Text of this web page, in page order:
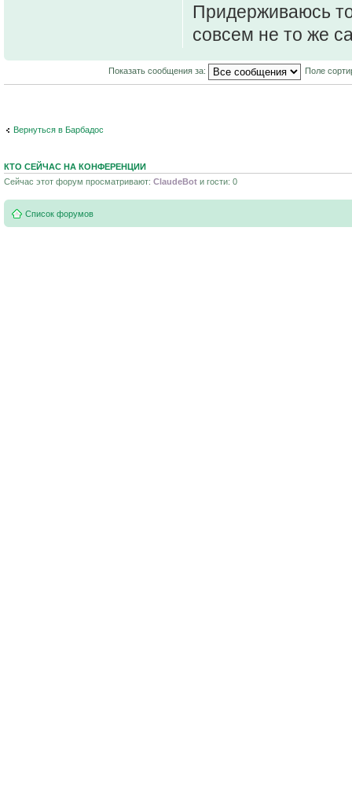
Придерживаюсь
совсем не то же
Показать сообщения за: Поле
Вернуться в Барбадос
КТО СЕЙЧАС НА КОНФЕРЕНЦИИ
Сейчас этот форум просматривают: ClaudeBot и гости: 0
Список форумов